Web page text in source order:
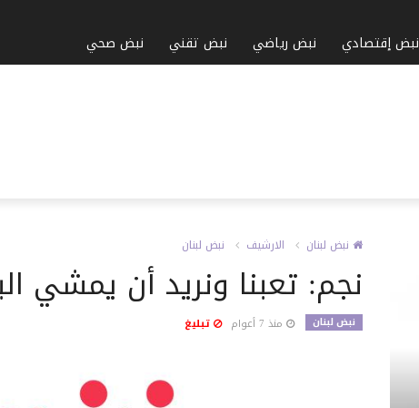
نبض إقتصادي نبض رياضي نبض تقني نبض صحي
نبض لبنان الارشيف نبض لبنان
نجم: تعبنا ونريد أن يمشي
نبض لبنان منذ 7 أعوام تبليغ